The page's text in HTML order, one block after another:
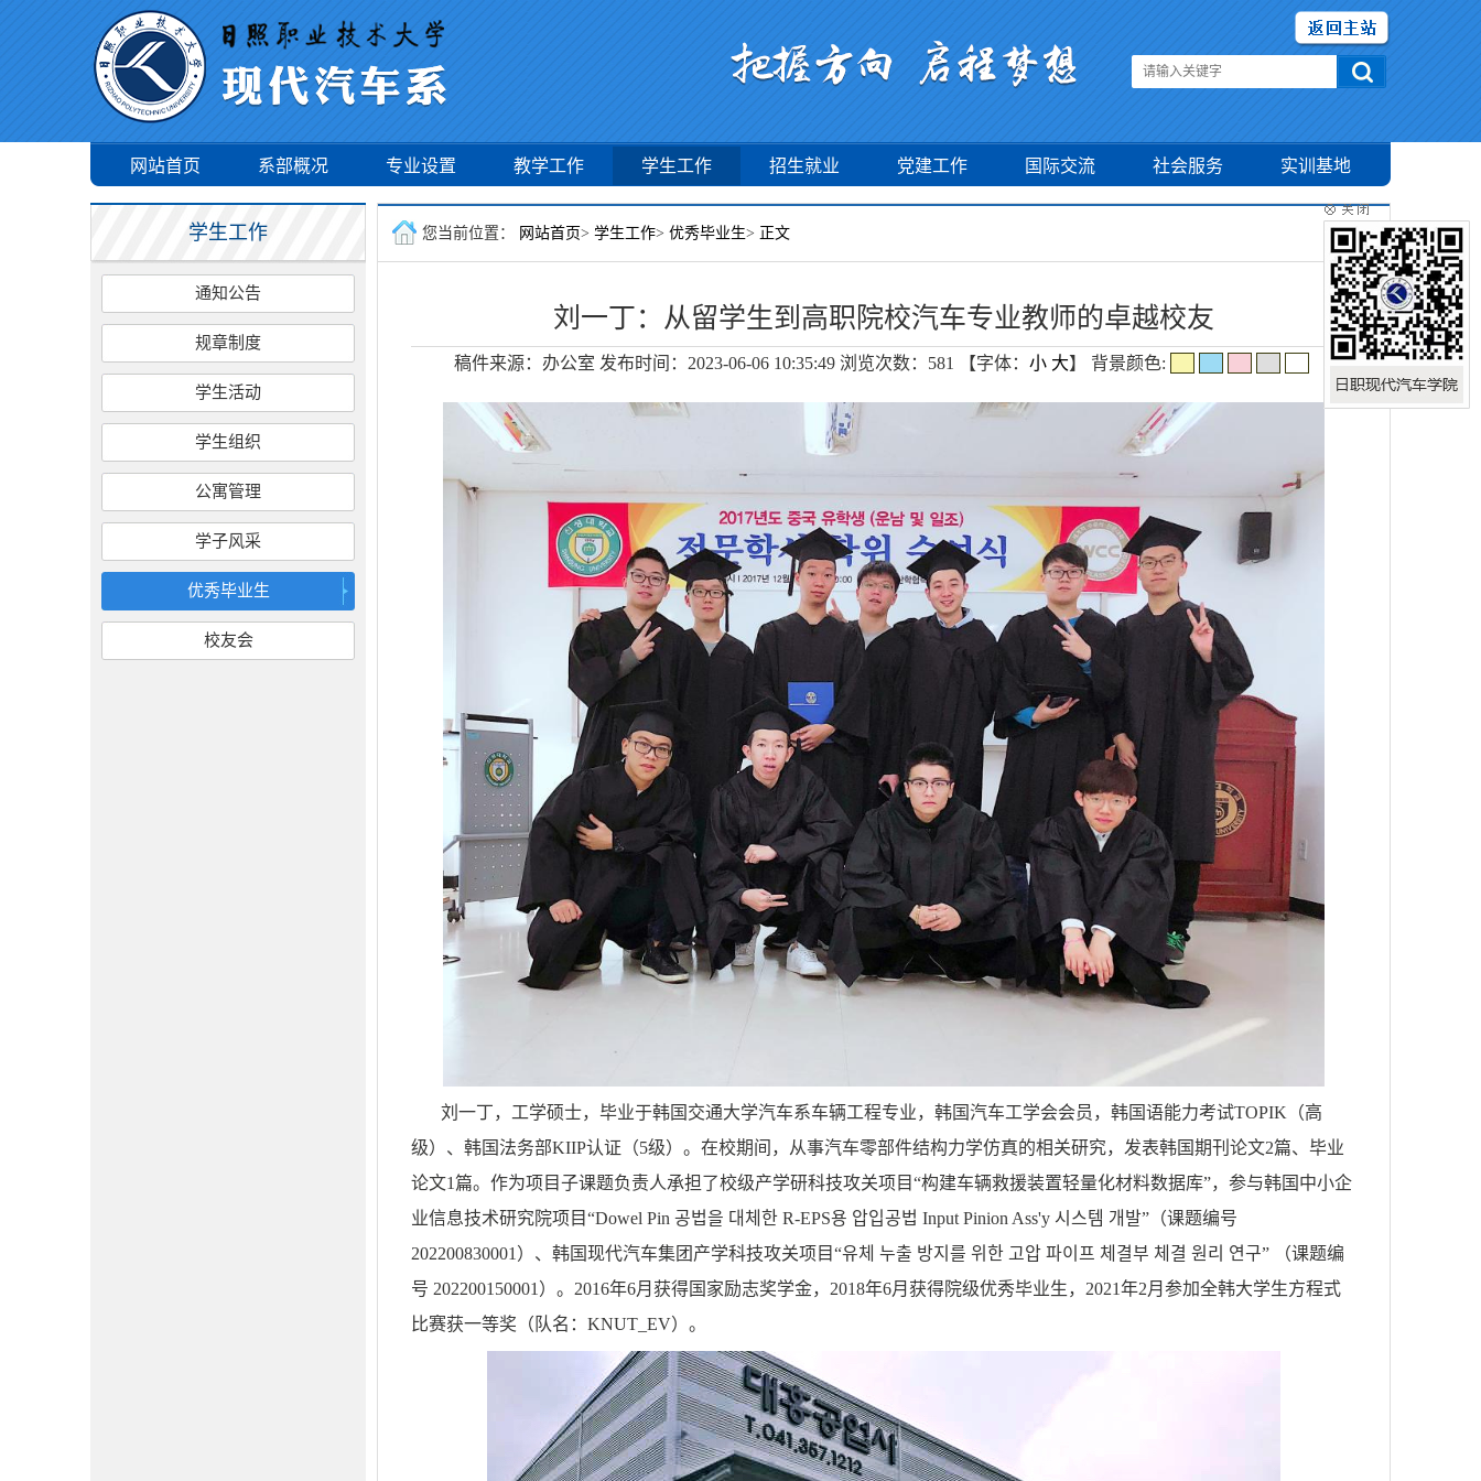
网站首页 系部概况 专业设置 教学工作 学生工作 招生就业 党建工作 国际交流 社会服务 实训基地
学生工作
通知公告
规章制度
学生活动
学生组织
公寓管理
学子风采
优秀毕业生
校友会
您当前位置： 网站首页> 学生工作> 优秀毕业生> 正文
刘一丁：从留学生到高职院校汽车专业教师的卓越校友
稿件来源：办公室 发布时间：2023-06-06 10:35:49 浏览次数： 581 【字体： 小 大】 背景颜色:
刘一丁，工学硕士，毕业于韩国交通大学汽车系车辆工程专业， 韩国汽车工学会会员 ，韩国语能力考试TOPIK （高
级）、 韩国法务部KIIP认证（5级）。在校期间，从事汽车零部件结构力学仿真的相关研究，发表韩国期刊论文2篇、毕业
论文1篇。 作为项目子课题负责人承担了校级产学研科技攻关项目“构建车辆救援装置轻量化材料数据库”，参与韩国 中小企
业信息技术研究院项目“Dowel Pin 공법을 대체한 R-EPS용 압입공법 Input Pinion Ass'y 시스템 개발”（课题编号
202200830001 ）、韩国现代汽车集团产学科技攻关项目“유체 누출 방지를 위한 고압 파이프 체결부 체결 원리 연구”
（课题编
号 202200150001 ）。 2016年6月获得国家励志奖学金，2018年6月获得院级优秀毕业生，2021年2月参加全韩大学生方程式
比赛获一等奖（队名：KNUT_EV）。